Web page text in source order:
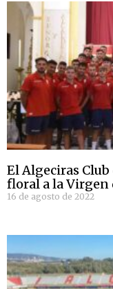
El Algeciras
floral a la Virgen
16 de agosto de 2022